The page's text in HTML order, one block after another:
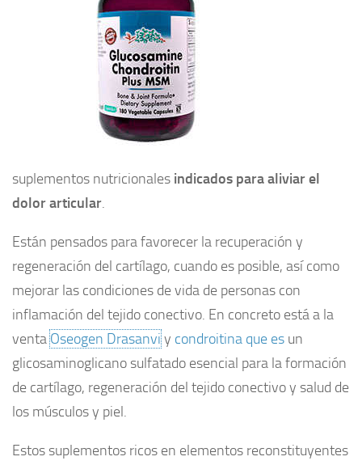
suplementos nutricionales indicados para aliviar el
dolor articular.
Están pensados para favorecer la recuperación y
regeneración del cartílago, cuando es posible, así como
mejorar las condiciones de vida de personas con
inflamación del tejido conectivo. En concreto está a la
ventaOseogen Drasanviy condroitina que es un
glicosaminoglicano sulfatado esencial para la formación
de cartílago, regeneración del tejido conectivo y salud de
los músculos y piel.
Estos suplementos ricos en elementos reconstituyentes